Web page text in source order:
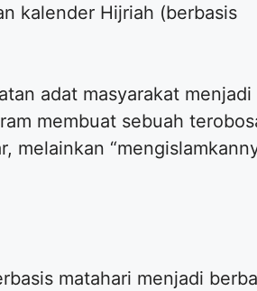
kalender Hijriah (berbasis
adat masyarakat
membuat sebuah
melainkan
matahari menjadi